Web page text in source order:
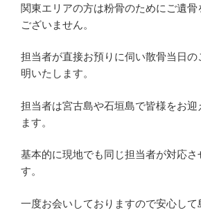
関東エリアの方は粉骨のためにご遺
ございません。
担当者が直接お預りに伺い散骨当日の
明いたします。
担当者は宮古島や石垣島で皆様をお迎
ます。
基本的に現地でも同じ担当者が対応さ
す。
一度お会いしておりますので安心して